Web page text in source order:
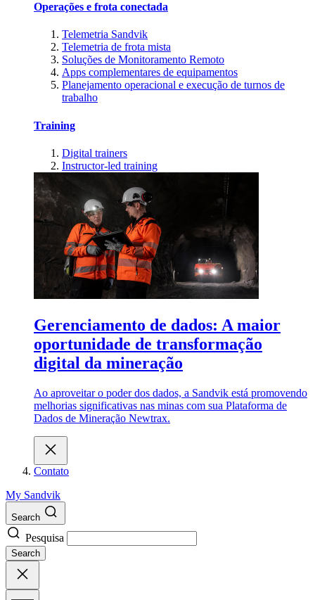
Operações e frota conectada
Telemetria Sandvik
Telemetria de frota mista
Soluções de Monitoramento Remoto
Apps complementares de equipamentos
Planejamento operacional e execução de turnos de
trabalho
Training
Digital trainers
Instructor-led training
Gerenciamento de dados: A maior
oportunidade de transformação
digital da mineração
Ao aproveitar o poder dos dados, a Sandvik está promovendo
melhorias significativas nas minas com sua Plataforma de
Dados de Mineração Newtrax.
Contato
My Sandvik
Search
Pesquisa
Search